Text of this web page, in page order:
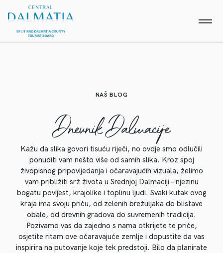
NAŠ BLOG
Dnevnik Dalmacije
Kažu da slika govori tisuću riječi, no ovdje smo odlučili
ponuditi vam nešto više od samih slika. Kroz spoj
živopisnog pripovijedanja i očaravajućih vizuala, želimo
vam približiti srž života u Srednjoj Dalmaciji – njezinu
bogatu povijest, krajolike i toplinu ljudi. Svaki kutak ovog
kraja ima svoju priču, od zelenih brežuljaka do blistave
obale, od drevnih gradova do suvremenih tradicija.
Pozivamo vas da zajedno s nama otkrijete te priče,
osjetite ritam ove očaravajuće zemlje i dopustite da vas
inspirira na putovanje koje tek predstoji. Bilo da planirate